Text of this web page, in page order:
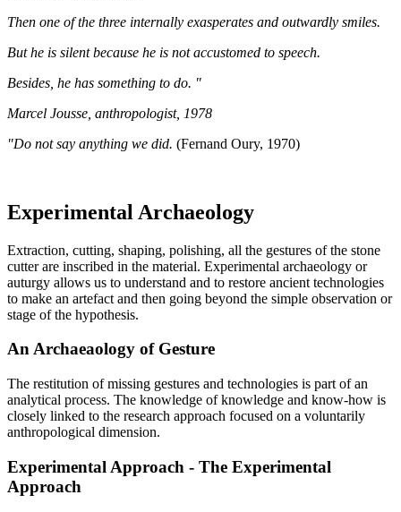
Then one of the three internally exasperates and outwardly smiles.
But he is silent because he is not accustomed to speech.
Besides, he has something to do. "
Marcel Jousse, anthropologist, 1978
"Do not say anything we did. (Fernand Oury, 1970)
Experimental Archaeology
Extraction, cutting, shaping, polishing, all the gestures of the stone
cutter are inscribed in the material. Experimental archaeology or
auturgy allows us to understand and to restore ancient technologies
to make an artefact and then going beyond the simple observation or
stage of the hypothesis.
An Archaeaology of Gesture
The restitution of missing gestures and technologies is part of an
analytical process. The knowledge of knowledge and know-how is
closely linked to the research approach focused on a voluntarily
anthropological dimension.
Experimental Approach - The Experimental
Approach